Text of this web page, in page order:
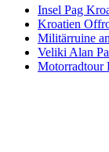
Insel Pag
Kroatien
Militärruine
Veliki Alan
Motorradtour